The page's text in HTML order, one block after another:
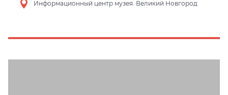
Информационный центр музея. Великий Новгород